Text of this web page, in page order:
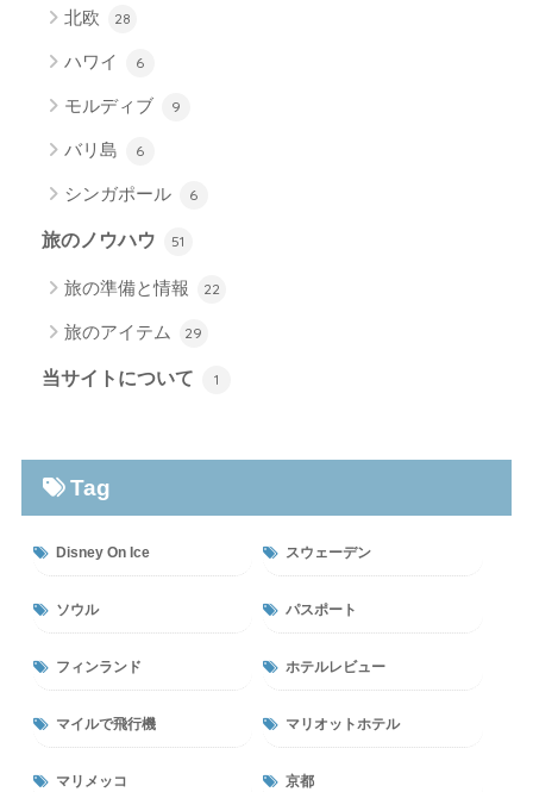
北欧 28
ハワイ 6
モルディブ 9
バリ島 6
シンガポール 6
旅のノウハウ 51
旅の準備と情報 22
旅のアイテム 29
当サイトについて 1
Tag
Disney On Ice スウェーデン
ソウル パスポート
フィンランド ホテルレビュー
マイルで飛行機 マリオットホテル
マリメッコ 京都